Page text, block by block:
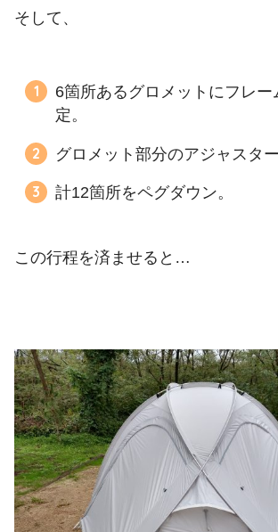
そして、
6箇所あるグロメットにフレー
定。
グロメット部分のアジャスター
計12箇所をペグダウン。
この行程を済ませると…